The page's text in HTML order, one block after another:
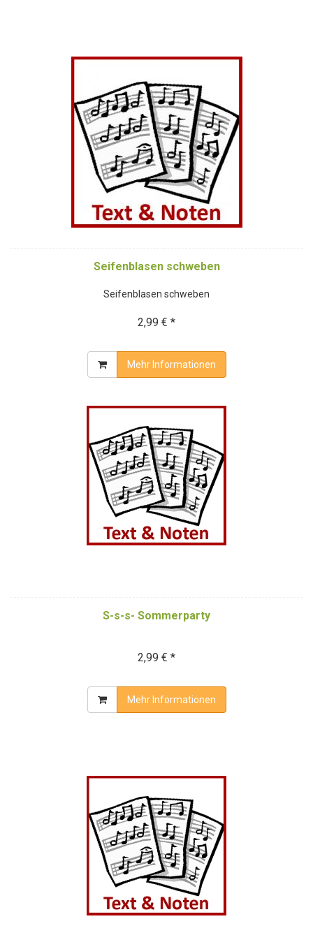
Seifenblasen schweben
Seifenblasen schweben
2,99 € *
Mehr Informationen
S-s-s- Sommerparty
2,99 € *
Mehr Informationen